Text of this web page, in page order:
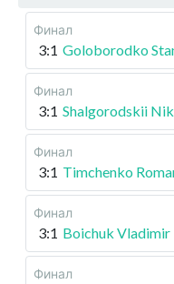
Финал
3:1 Goloborodko
Финал
3:1 Shalgorodskii
Финал
3:1 Timchenko
Финал
3:1 Boichuk Vladimir
Финал